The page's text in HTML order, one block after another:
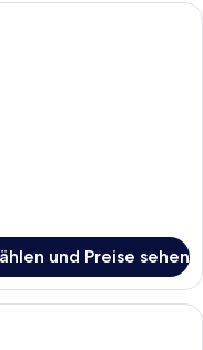
Villa, mit Jet Tub |
und Preise sehen
Suite Pool Villa |